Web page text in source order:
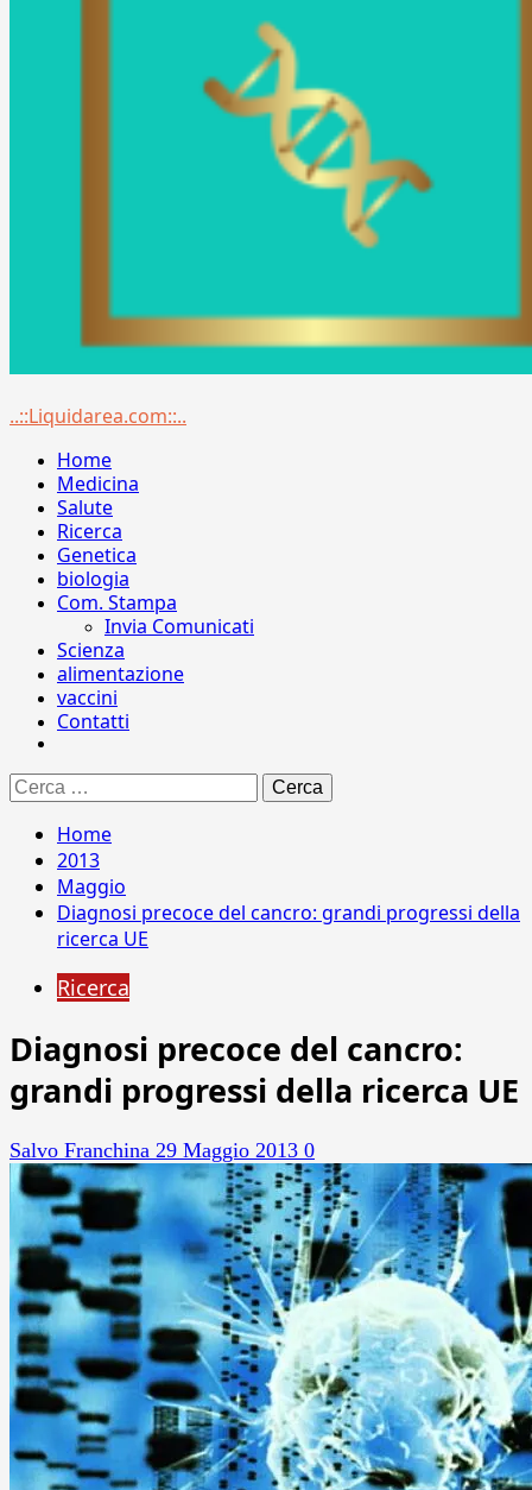
Menu
..::Liquidarea.com::..
Home
Medicina
Salute
Ricerca
Genetica
biologia
Com. Stampa
Invia Comunicati
Scienza
alimentazione
vaccini
Contatti
Ricerca
per:
Home
2013
Maggio
Diagnosi precoce del cancro: grandi progressi della
ricerca UE
Ricerca
Diagnosi precoce del cancro:
grandi progressi della ricerca UE
Salvo Franchina 29 Maggio 2013 0